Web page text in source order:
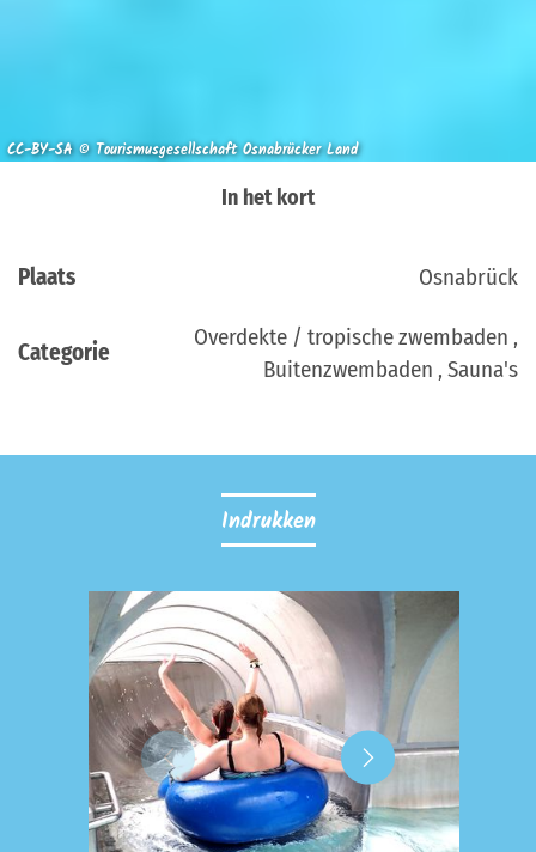
CC-BY-SA © Tourismusgesellschaft Osnabrücker Land
In het kort
Plaats Osnabrück
Categorie
Overdekte / tropische zwembaden ,
Buitenzwembaden , Sauna's
Indrukken